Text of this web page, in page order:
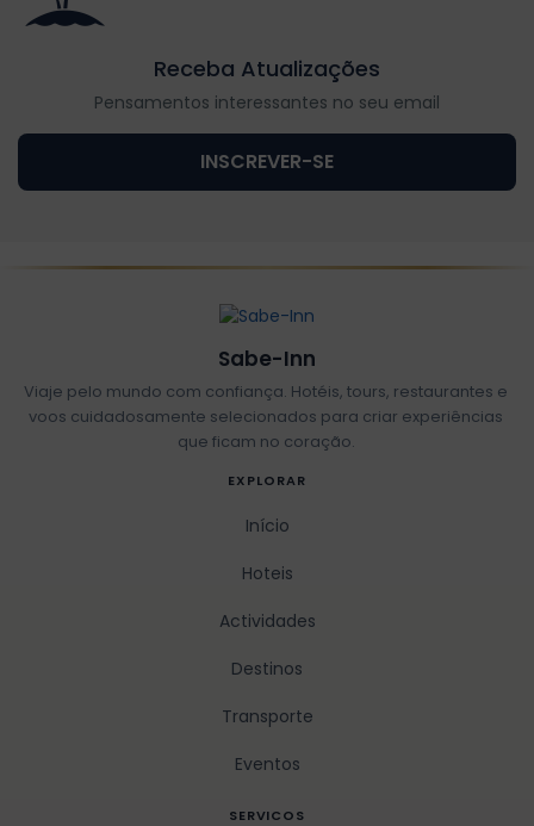
Receba Atualizações
Pensamentos interessantes no seu email
INSCREVER-SE
Sabe-Inn
Viaje pelo mundo com confiança. Hotéis, tours, restaurantes e
voos cuidadosamente selecionados para criar experiências
que ficam no coração.
EXPLORAR
Início
Hoteis
Actividades
Destinos
Transporte
Eventos
SERVICOS